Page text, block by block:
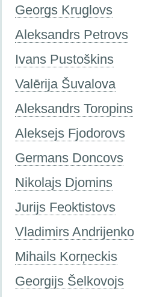
Georgs Kruglovs
Aleksandrs Petrovs
Ivans Pustoškins
Valērija Šuvalova
Aleksandrs Toropins
Aleksejs Fjodorovs
Germans Doncovs
Nikolajs Djomins
Jurijs Feoktistovs
Vladimirs Andrijenko
Mihails Korņeckis
Georgijs Šelkovojs